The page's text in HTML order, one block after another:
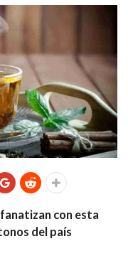
con esta
del país